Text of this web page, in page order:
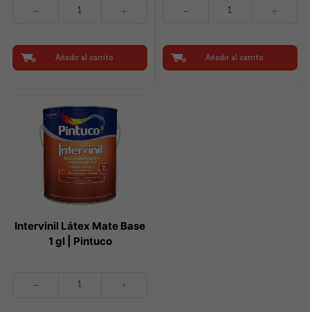
Plástico
Best
Añadir al carrito
Plástico
Best
Añadir al carrito
Intervinil Látex Mate Base
1 gl | Pintuco